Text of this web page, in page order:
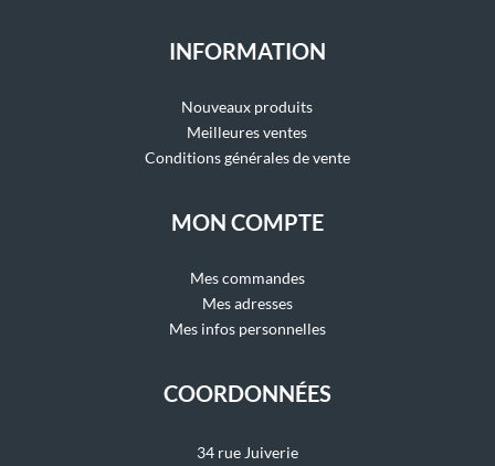
INFORMATION
Nouveaux produits
Meilleures ventes
Conditions générales de vente
MON COMPTE
Mes commandes
Mes adresses
Mes infos personnelles
COORDONNÉES
34 rue Juiverie